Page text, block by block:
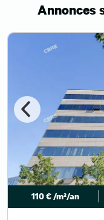
Annonces
110 € /m²/an